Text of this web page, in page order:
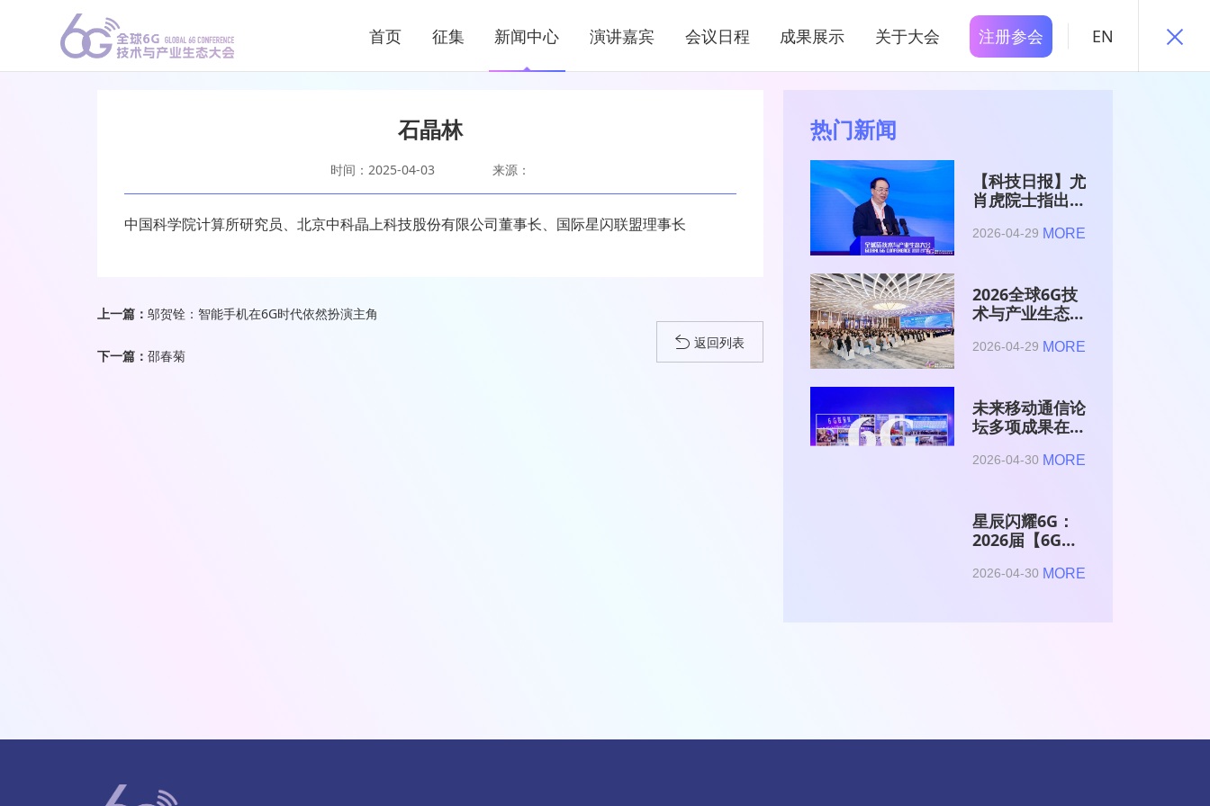
首页 征集 新闻中心 演讲嘉宾 会议日程 成果展示 关于大会 注册参会 EN
NEWS CENTER
石晶林
时间：2025-04-03 来源：
中国科学院计算所研究员、北京中科晶上科技股份有限公司董事长、国际星闪联盟理事长
上一篇： 邬贺铨：智能手机在6G时代依然扮演主角
下一篇： 邵春菊
返回列表
热门新闻
【科技日报】尤
肖虎院士指出
是赋能AI的发
2026-04-29 MORE
2026全球6G技
术与产业生态大
2026-04-29 MORE
未来移动通信论
坛多项成果在
术与产业生态大
2026-04-30 MORE
星辰闪耀6G：
2026届【6G星
与博士获颁证书
2026-04-30 MORE